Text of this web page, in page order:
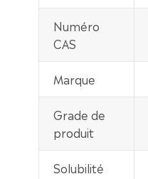
Numéro
CAS
Marque
Grade de
produit
Solubilité